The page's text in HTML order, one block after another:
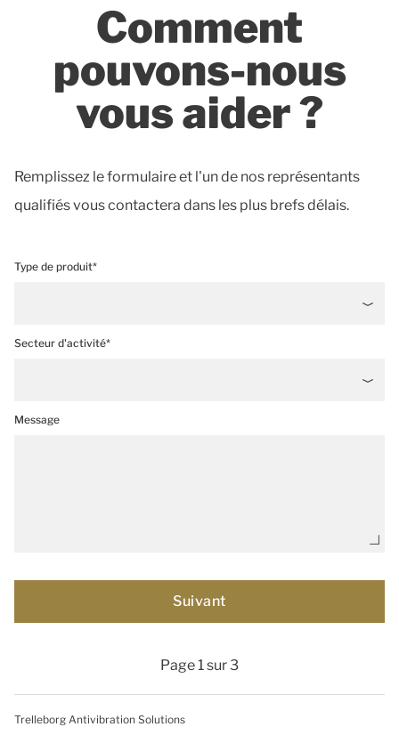
Comment
pouvons-nous
vous aider ?
Remplissez le formulaire et l'un de nos représentants
qualifiés vous contactera dans les plus brefs délais.
Type de produit*
Secteur d'activité*
Message
Page 1 sur 3
Trelleborg Antivibration Solutions